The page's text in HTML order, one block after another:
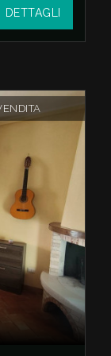
godersi
notte è
da un
comoda
e
DETTAGLI